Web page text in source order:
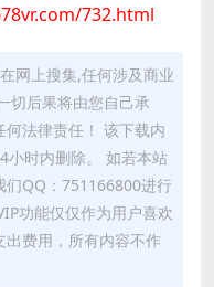
732.html
网上搜集,任何涉及商业
切后果将由您自己承
法律责任！ 该下载内
小时内删除。 如若本站
们QQ：751166800进行
功能仅仅作为用户喜欢
费用，所有内容不作